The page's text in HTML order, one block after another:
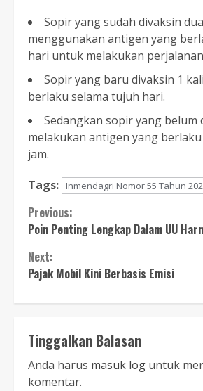
Sopir yang sudah divaksin
menggunakan antigen yang
hari untuk melakukan
Sopir yang baru divaksin 1
berlaku selama tujuh hari.
Sedangkan sopir yang belum
melakukan antigen yang berlaku
jam.
Tags:
Inmendagri Nomor 55 Tahun
Continue
Reading
Previous:
Poin Penting Lengkap Dalam UU
Next:
Pajak Mobil Kini Berbasis Emisi
Tinggalkan Balasan
Anda harus masuk log untuk
komentar.